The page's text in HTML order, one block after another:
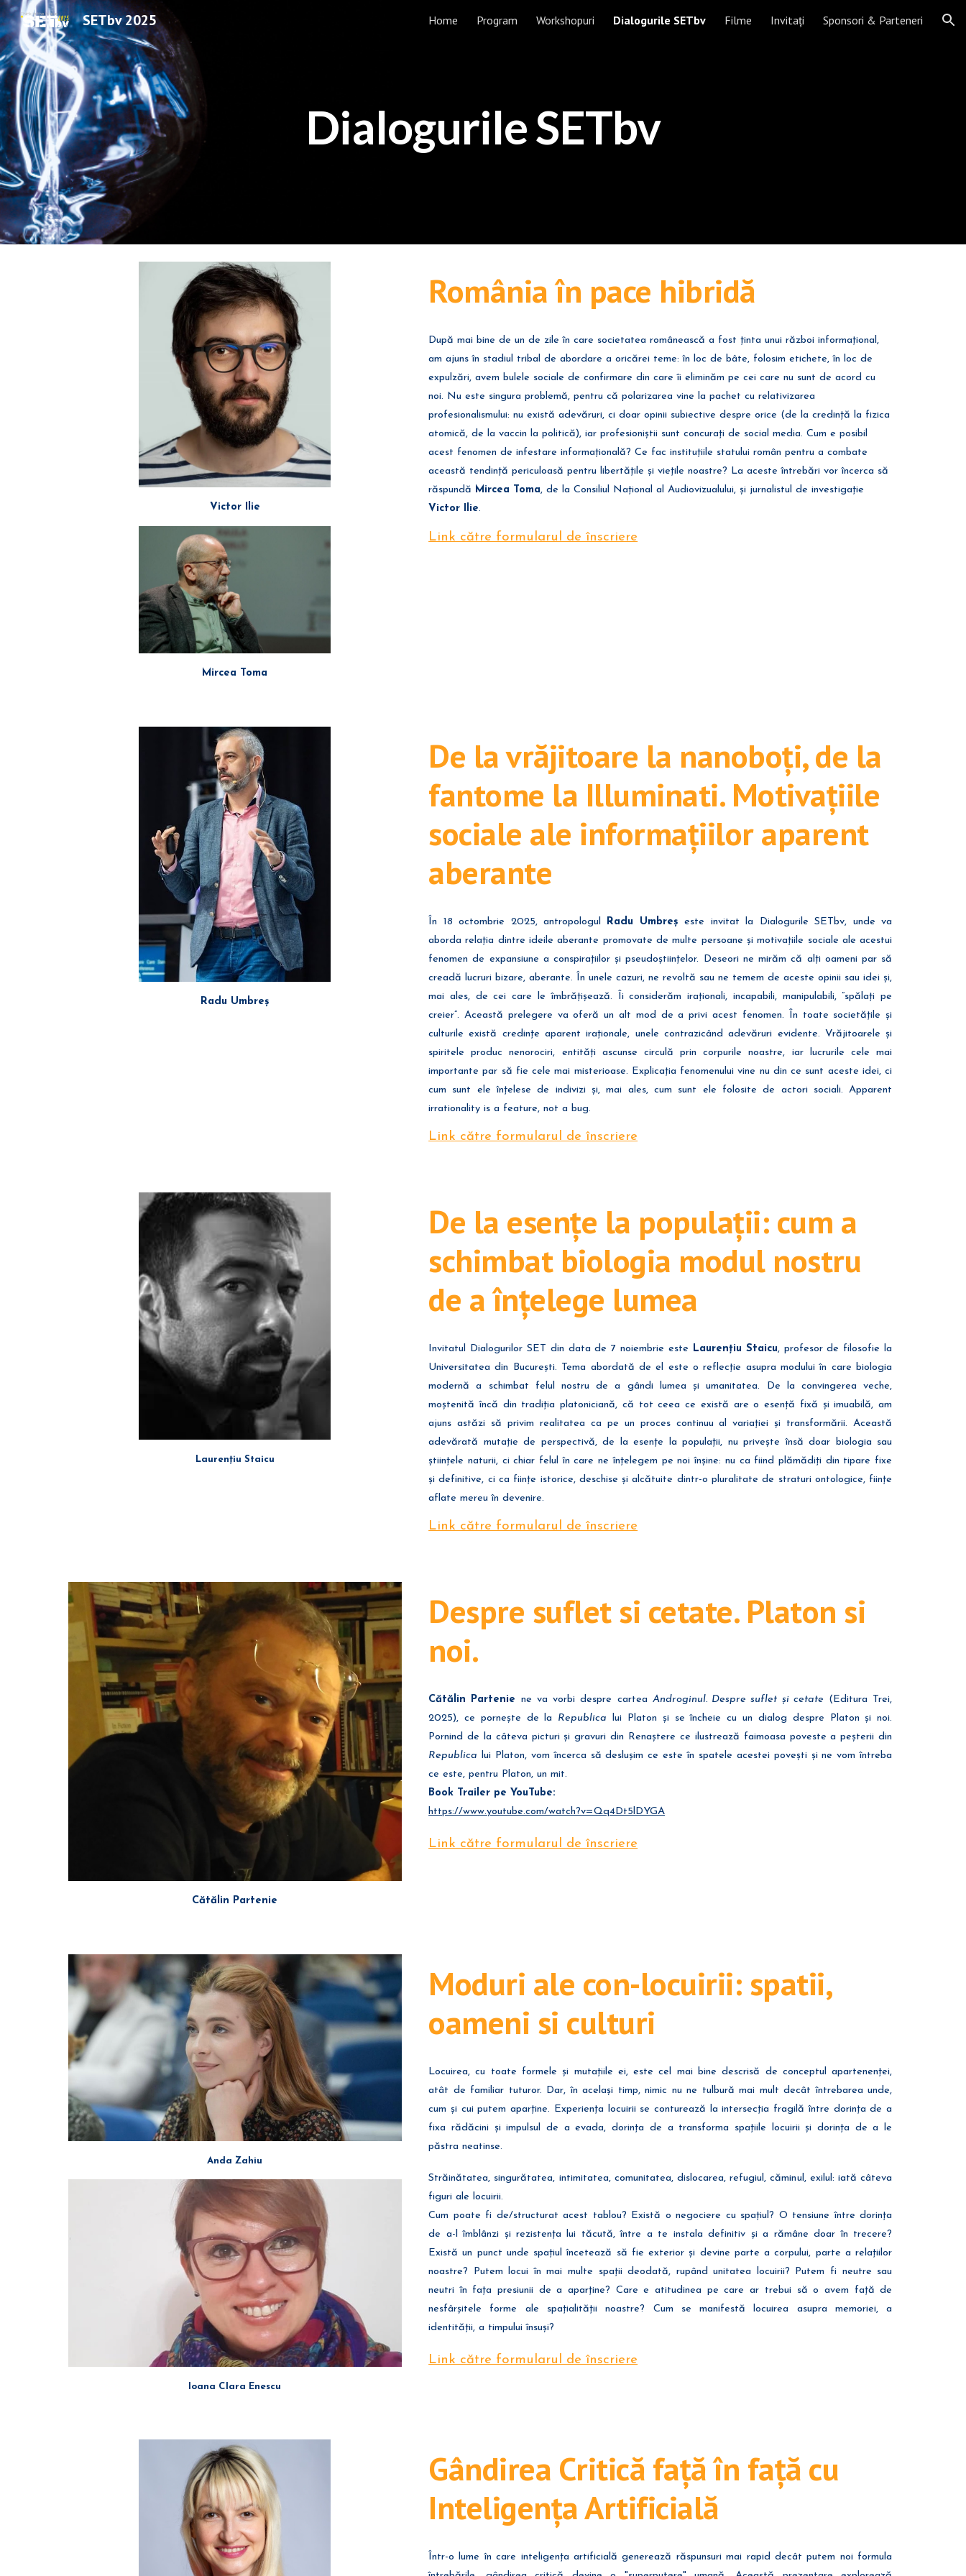
Skip to navigation
SETbv 2025 Home Program Workshopuri Dialogurile SETbv Filme Invitați Sponsori & Parteneri
Dialogurile SETbv
Victor Ilie
Mircea Toma
România în pace hibridă
După mai bine de un de zile în care societatea românească a fost ținta unui război informațional,
am ajuns în stadiul tribal de abordare a oricărei teme: în loc de bâte, folosim etichete, în loc de
expulzări, avem bulele sociale de confirmare din care îi eliminăm pe cei care nu sunt de acord cu
noi. Nu este singura problemă, pentru că polarizarea vine la pachet cu relativizarea
profesionalismului: nu există adevăruri, ci doar opinii subiective despre orice (de la credință la fizica
atomică, de la vaccin la politică), iar profesioniștii sunt concurați de social media. Cum e posibil
acest fenomen de infestare informațională? Ce fac instituțiile statului român pentru a combate
această tendință periculoasă pentru libertățile și viețile noastre? La aceste întrebări vor încerca să
răspundă Mircea Toma, de la Consiliul Național al Audiovizualului, și jurnalistul de investigație
Victor Ilie.
Link către formularul de înscriere
Radu Umbreș
De la vrăjitoare la nanoboți, de la
fantome la Illuminati. Motivațiile
sociale ale informațiilor aparent
aberante
În 18 octombrie 2025, antropologul Radu Umbreș este invitat la Dialogurile SETbv, unde va
aborda relația dintre ideile aberante promovate de multe persoane și motivațiile sociale ale acestui
fenomen de expansiune a conspirațiilor și pseudoștiințelor. Deseori ne mirăm că alți oameni par să
creadă lucruri bizare, aberante. În unele cazuri, ne revoltă sau ne temem de aceste opinii sau idei și,
mai ales, de cei care le îmbrățișează. Îi considerăm iraționali, incapabili, manipulabili, ”spălați pe
creier”. Această prelegere va oferă un alt mod de a privi acest fenomen. În toate societățile și
culturile există credințe aparent iraționale, unele contrazicând adevăruri evidente. Vrăjitoarele și
spiritele produc nenorociri, entități ascunse circulă prin corpurile noastre, iar lucrurile cele mai
importante par să fie cele mai misterioase. Explicația fenomenului vine nu din ce sunt aceste idei, ci
cum sunt ele înțelese de indivizi și, mai ales, cum sunt ele folosite de actori sociali. Apparent
irrationality is a feature, not a bug.
Link către formularul de înscriere
Laurențiu Staicu
De la esențe la populații: cum a
schimbat biologia modul nostru
de a înțelege lumea
Invitatul Dialogurilor SET din data de 7 noiembrie este Laurențiu Staicu, profesor de filosofie la
Universitatea din București. Tema abordată de el este o reflecție asupra modului în care biologia
modernă a schimbat felul nostru de a gândi lumea și umanitatea. De la convingerea veche,
moștenită încă din tradiția platoniciană, că tot ceea ce există are o esență fixă și imuabilă, am
ajuns astăzi să privim realitatea ca pe un proces continuu al variației și transformării. Această
adevărată mutație de perspectivă, de la esențe la populații, nu privește însă doar biologia sau
științele naturii, ci chiar felul în care ne înțelegem pe noi înșine: nu ca fiind plămădiți din tipare fixe
și definitive, ci ca ființe istorice, deschise și alcătuite dintr-o pluralitate de straturi ontologice, ființe
aflate mereu în devenire.
Link către formularul de înscriere
Cătălin Partenie
Despre suflet si cetate. Platon si
noi.
Cătălin Partenie ne va vorbi despre cartea Androginul. Despre suflet și cetate (Editura Trei,
2025), ce pornește de la Republica lui Platon și se încheie cu un dialog despre Platon și noi.
Pornind de la câteva picturi și gravuri din Renaștere ce ilustrează faimoasa poveste a peșterii din
Republica lui Platon, vom încerca să deslușim ce este în spatele acestei povești și ne vom întreba
ce este, pentru Platon, un mit.
Book Trailer pe YouTube:
https://www.youtube.com/watch?v=Qq4Dt5lDYGA
Link către formularul de înscriere
Anda Zahiu
Ioana Clara Enescu
Moduri ale con-locuirii: spatii,
oameni si culturi
Locuirea, cu toate formele și mutațiile ei, este cel mai bine descrisă de conceptul apartenenței,
atât de familiar tuturor. Dar, în același timp, nimic nu ne tulbură mai mult decât întrebarea unde,
cum și cui putem aparține. Experiența locuirii se conturează la intersecția fragilă între dorința de a
fixa rădăcini și impulsul de a evada, dorința de a transforma spațiile locuirii și dorința de a le
păstra neatinse.
Străinătatea, singurătatea, intimitatea, comunitatea, dislocarea, refugiul, căminul, exilul: iată câteva
figuri ale locuirii.
Cum poate fi de/structurat acest tablou? Există o negociere cu spațiul? O tensiune între dorința
de a-l îmblânzi și rezistența lui tăcută, între a te instala definitiv și a rămâne doar în trecere?
Există un punct unde spațiul încetează să fie exterior și devine parte a corpului, parte a relațiilor
noastre? Putem locui în mai multe spații deodată, rupând unitatea locuirii? Putem fi neutre sau
neutri în fața presiunii de a aparține? Care e atitudinea pe care ar trebui să o avem față de
nesfârșitele forme ale spațialității noastre? Cum se manifestă locuirea asupra memoriei, a
identității, a timpului însuși?
Link către formularul de înscriere
Gândirea Critică față în față cu
Inteligența Artificială
Într-o lume în care inteligența artificială generează răspunsuri mai rapid decât putem noi formula